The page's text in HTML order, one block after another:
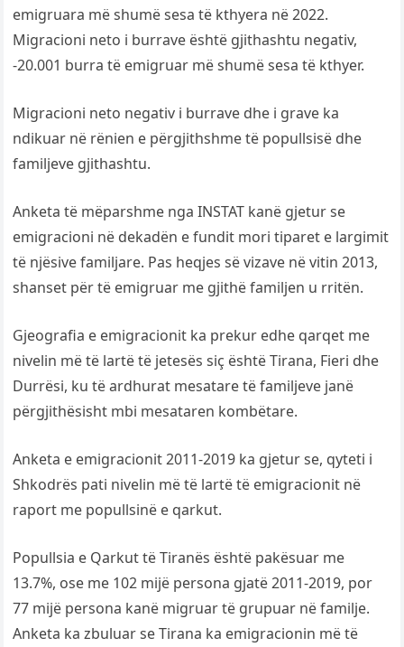
emigruara më shumë sesa të kthyera në 2022.
Migracioni neto i burrave është gjithashtu negativ,
-20.001 burra të emigruar më shumë sesa të kthyer.
Migracioni neto negativ i burrave dhe i grave ka
ndikuar në rënien e përgjithshme të popullsisë dhe
familjeve gjithashtu.
Anketa të mëparshme nga INSTAT kanë gjetur se
emigracioni në dekadën e fundit mori tiparet e largimit
të njësive familjare. Pas heqjes së vizave në vitin 2013,
shanset për të emigruar me gjithë familjen u rritën.
Gjeografia e emigracionit ka prekur edhe qarqet me
nivelin më të lartë të jetesës siç është Tirana, Fieri dhe
Durrësi, ku të ardhurat mesatare të familjeve janë
përgjithësisht mbi mesataren kombëtare.
Anketa e emigracionit 2011-2019 ka gjetur se, qyteti i
Shkodrës pati nivelin më të lartë të emigracionit në
raport me popullsinë e qarkut.
Popullsia e Qarkut të Tiranës është pakësuar me
13.7%, ose me 102 mijë persona gjatë 2011-2019, por
77 mijë persona kanë migruar të grupuar në familje.
Anketa ka zbuluar se Tirana ka emigracionin më të